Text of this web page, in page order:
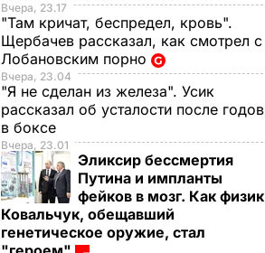
Вчера, 23.17
"Там кричат, беспредел, кровь".
Щербачев рассказал, как смотрел с
Лобановским порно
Вчера, 23.04
"Я не сделан из железа". Усик
рассказал об усталости после годов
в боксе
Вчера, 23.01
Эликсир бессмертия
Путина и импланты
фейков в мозг. Как физик
Ковальчук, обещавший
генетическое оружие, стал